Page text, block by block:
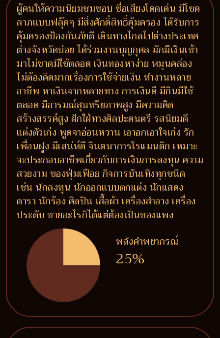
ผู้คนให้ความนิยมชมชอบ ชื่อเสียงโดดเด่น มีโชค
ลาภแบบฟลุ๊คๆ มีสิ่งศักดิ์สิทธิ์คุ้มครอง ได้รับการ
คุ้มครองป้องกันภัยดี เดินทางไกลไปต่างประเทศ
ต่างจังหวัดบ่อย ได้ร่วมงานบุญกุศล มักมีเงินเข้า
มาไม่ขาดมีใช้ตลอด เงินทองหาง่าย หมุนคล่อง
ไม่ต้องคิดมากเรื่องการใช้จ่ายเงิน ทำงานหลาย
อาชีพ หาเงินจากหลายทาง การเงินดี มีกินมีใช้
ตลอด มีอารมณ์สุนทรียภาพสูง มีความคิด
สร้างสรรค์สูง ฝักใฝ่ทางศิลปะดนตรี รสนิยมดี
แต่งตัวเก่ง พูดจาอ่อนหวาน เอาอกเอาใจเก่ง รัก
เพื่อนฝูง มีเสน่ห์ดี จินตนาการโรแมนติก เหมาะ
จะประกอบอาชีพเกี่ยวกับการเงินการลงทุน ความ
สวยงาม ของฟุ่มเฟือย กิจการบันเทิงทุกชนิด
เช่น นักลงทุน นักออกแบบตกแต่ง นักแสดง
ดารา นักร้อง ศิลปิน เสื้อผ้า เครื่องสำอาง เครื่อง
ประดับ ขายอะไรก็ได้แต่ต้องเป็นของแพง
พลังคำพยากรณ์
25%